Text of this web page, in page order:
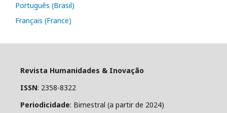
Português (Brasil)
Français (France)
Revista Humanidades & Inovação
ISSN: 2358-8322
Periodicidade: Bimestral (a partir de 2024)